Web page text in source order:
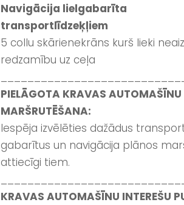
Navigācija lielgabarīta
transportlīdzeķļiem
5 collu skārienekrāns kurš lieki
redzamību uz ceļa
PIELĀGOTA KRAVAS AUTOMAŠĪNU
MARŠRUTĒŠANA:
Iespēja izvēlēties dažādus
gabarītus un navigācija plānos
attiecīgi tiem.
KRAVAS AUTOMAŠĪNU INTEREŠU